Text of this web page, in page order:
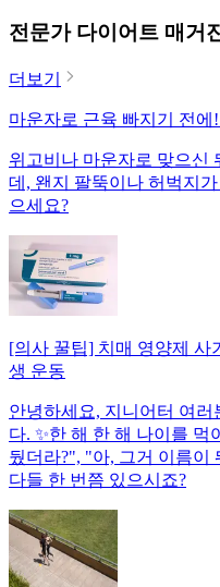
전문가 다이어트 매거
더보기
마운자로 근육 빠지기 전
위고비나 마운자로 맞으신
데, 왠지 팔뚝이나 허벅지
으세요?
[의사 꿀팁] 치매 영양제 사
생 운동
안녕하세요, 지니어터 여러
다. ✨한 해 한 해 나이를 먹
뒀더라?", "아, 그거 이름이
다들 한 번쯤 있으시죠?